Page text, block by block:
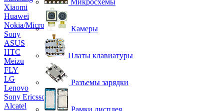
Xiaomi
Huawei
Nokia/Microsoft
Sony
ASUS
HTC
Meizu
FLY
LG
Lenovo
Sony Ericsson
Alcatel
Микросхемы
Камеры
Платы клавиатуры
Разъемы зарядки
Рамки дисплея